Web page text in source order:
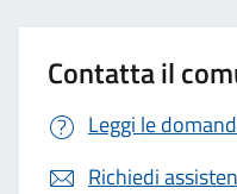
Contatta il
Leggi le
Richiedi